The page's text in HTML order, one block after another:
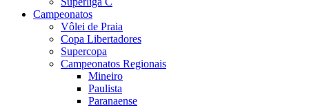
Campeonatos
Vôlei de Praia
Copa Libertadores
Supercopa
Campeonatos Regionais
Mineiro
Paulista
Paranaense